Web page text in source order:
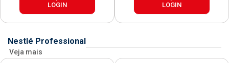
LOGIN
LOGIN
Nestlé Professional
Veja mais